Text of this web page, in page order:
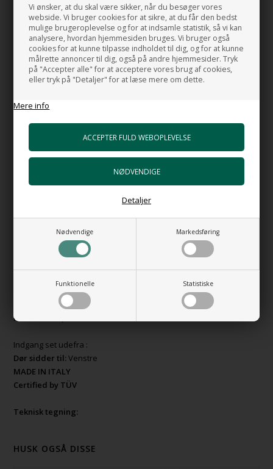
Vi ønsker, at du skal være sikker, når du besøger vores
webside. Vi bruger cookies for at sikre, at du får den bedst
mulige brugeroplevelse og for at indsamle statistik, så vi kan
analysere, hvordan hjemmesiden bruges. Vi bruger også
cookies for at kunne tilpasse indholdet til dig, og for at kunne
målrette annoncer til dig, også på andre hjemmesider. Tryk
på "Accepter alle" for at acceptere vores brug af cookies,
eller tryk på "Detaljer" for at læse mere om dette.
Mere info
Nødvendige Markedsføring
Funktionelle Statistiske
Detaljer
Der er mange varianter i denne udgave af denne smukke
bruseniche dør,.
Man vælger ved bestilling om indgangsåbningen skal være til
højre eller venstre, set udefra.
bronzefarvet glas, den du bestiller er med mat sorte profiler
bredde spænder mellem :97-169 cm.
Indgangs åbning fra:39,5-59,5 cm.
6 mm. sikkerhedsglas
Aluminium.
Farve:
Indgang set udefra :
Dør sidder til: Venstre
MADE IN ITALY
Certified by TÜV
Teknisk tegning:
HUSK OGSÅ DISSE